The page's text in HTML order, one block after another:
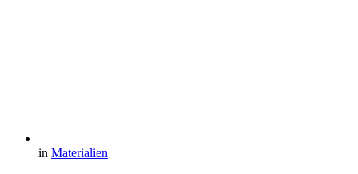
in Materialien